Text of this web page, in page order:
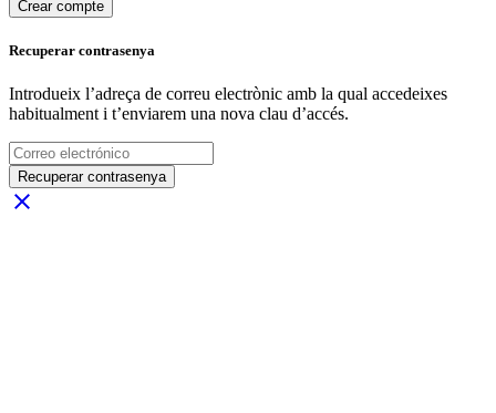
Crear compte
Recuperar contrasenya
Introdueix l’adreça de correu electrònic amb la qual accedeixes
habitualment i t’enviarem una nova clau d’accés.
Recuperar contrasenya
close